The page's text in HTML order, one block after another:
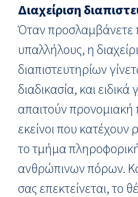
Διαχείριση
Όταν προσλαμβάνετε
υπαλλήλους, η
διαπιστευτηρίων
διαδικασία, και
απαιτούν
εκείνοι που κατέχουν
το τμήμα
ανθρώπινων πόρων.
σας επεκτείνεται, το